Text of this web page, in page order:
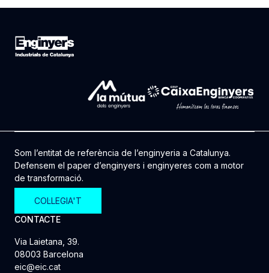
Som l’entitat de referència de l’enginyeria a Catalunya.
Defensem el paper d’enginyers i enginyeres com a motor
de transformació.
COL·LEGIA'T
CONTACTE
Via Laietana, 39.
08003 Barcelona
eic@eic.cat